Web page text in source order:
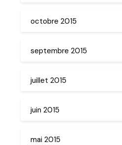
octobre 2015
septembre 2015
juillet 2015
juin 2015
mai 2015